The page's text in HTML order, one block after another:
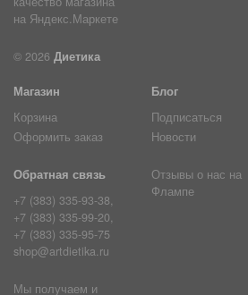
© 2026 Диетика
Магазин
Корзина
Оформить заказ
Блог
Подписаться
Новости
Обратная связь
+7 (383) 335-93-38,
+7 (383) 335-99-20,
+7 (383) 335-95-75
shop@artdietika.ru
Отзывы о нас на
Флампе
Мы получаем и